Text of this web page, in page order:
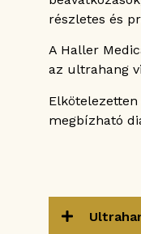
részletes és
A Haller
az ultrahang
megbízható